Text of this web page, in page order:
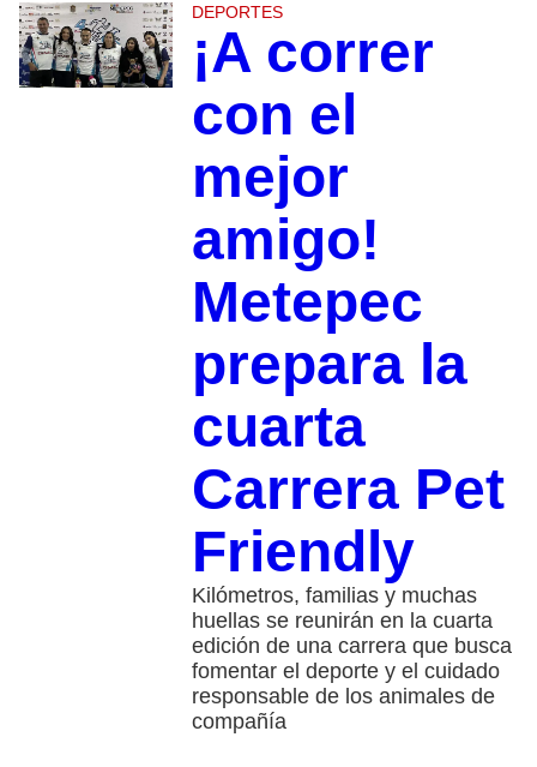
DEPORTES
¡A correr
con el
mejor
amigo!
Metepec
prepara la
cuarta
Carrera Pet
Friendly
Kilómetros, familias y muchas
huellas se reunirán en la cuarta
edición de una carrera que busca
fomentar el deporte y el cuidado
responsable de los animales de
compañía